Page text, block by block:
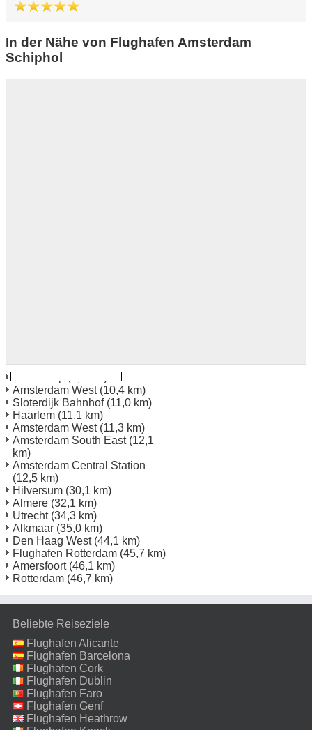
In der Nähe von Flughafen Amsterdam
Schiphol
Amsterdam West(10,4 km)
Sloterdijk Bahnhof(11,0 km)
Haarlem (11,1 km)
Amsterdam West(11,3 km)
Amsterdam South East(12,1
km)
Amsterdam Central Station
(12,5 km)
Hilversum (30,1 km)
Almere (32,1 km)
Utrecht(34,3 km)
Alkmaar (35,0 km)
Den Haag West(44,1 km)
Flughafen Rotterdam (45,7 km)
Amersfoort(46,1 km)
Rotterdam (46,7 km)
Beliebte Reiseziele
Flughafen Alicante
Flughafen Barcelona
Flughafen Cork
Flughafen Dublin
Flughafen Faro
Flughafen Genf
Flughafen Heathrow